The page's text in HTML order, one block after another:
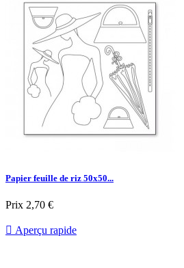
Papier feuille de riz 50x50...
Prix 2,70 €
 Aperçu rapide